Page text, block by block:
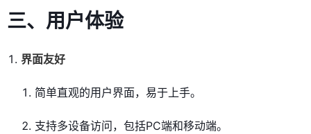
三、用户体验
界面友好
简单直观的用户界面，易于上手。
支持多设备访问，包括PC端和移动端。